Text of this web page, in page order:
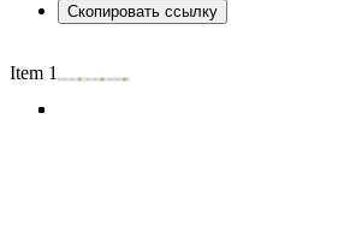
Скопировать ссылку
Item 1 of 4